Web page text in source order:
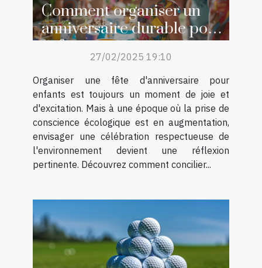
Comment organiser un
anniversaire durable pour
enfants
27/02/2025 19:10
Organiser une fête d'anniversaire pour
enfants est toujours un moment de joie et
d'excitation. Mais à une époque où la prise de
conscience écologique est en augmentation,
envisager une célébration respectueuse de
l'environnement devient une réflexion
pertinente. Découvrez comment concilier...